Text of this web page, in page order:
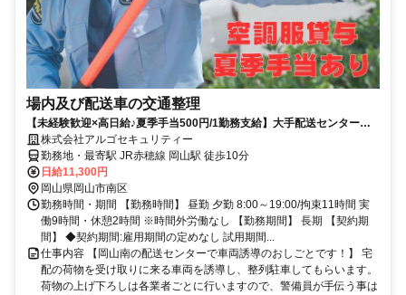
場内及び配送車の交通整理
【未経験歓迎×高日給♪夏季手当500円/1勤務支給】大手配送センターで
の車両誘導警備/夜勤なし/週払い可能
株式会社アルゴセキュリティー
勤務地・最寄駅 JR赤穂線 岡山駅 徒歩10分
日給11,300円
岡山県岡山市南区
勤務時間・期間 【勤務時間】 昼勤 夕勤 8:00～19:00/拘束11時間 実
働9時間・休憩2時間 ※時間外労働なし 【勤務期間】 長期 【契約期
間】 ◆契約期間:雇用期間の定めなし 試用期間...
仕事内容 【岡山南の配送センターで車両誘導のおしごとです！】 宅
配の荷物を受け取りに来る車両を誘導し、整列駐車してもらいます。
荷物の上げ下ろしは各業者ごとに行いますので、警備員が手伝う事は